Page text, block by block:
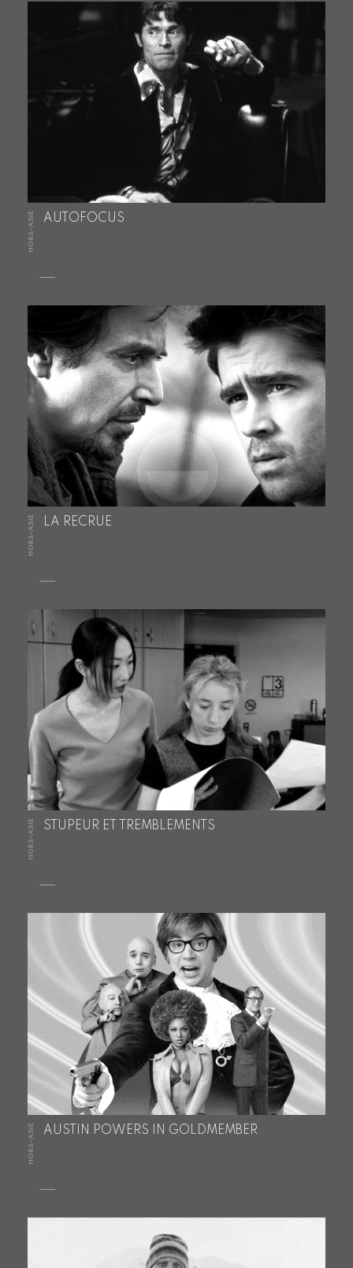
HORS-ASIE AUTOFOCUS
HORS-ASIE LA RECRUE
HORS-ASIE STUPEUR ET TREMBLEMENTS
HORS-ASIE AUSTIN POWERS IN GOLDMEMBER